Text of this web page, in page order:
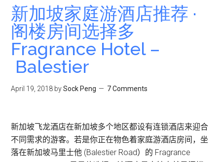
自
助
游
推
荐
士
8
大
新加坡家庭游酒店推荐 ·
阁楼房间选择多
Fragrance Hotel –
Balestier
April 19, 2018 bySock Peng 7 Comments
新加坡飞龙酒店在新加坡多个地区都设有连锁酒店来迎合
不同需求的游客。若是你正在物色着家庭游酒店房间，坐
落在新加坡马里士他 (Balestier Road）的 Fragrance